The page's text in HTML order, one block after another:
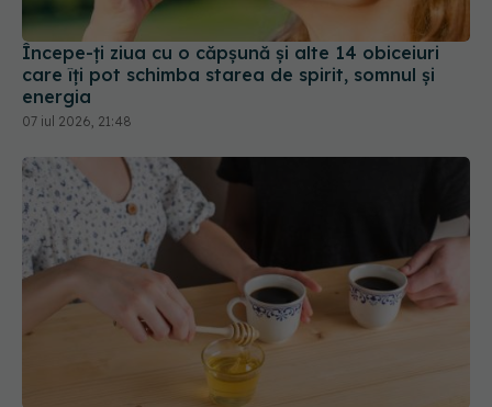
Începe-ți ziua cu o căpșună și alte 14 obiceiuri
care îți pot schimba starea de spirit, somnul și
energia
07 iul 2026, 21:48